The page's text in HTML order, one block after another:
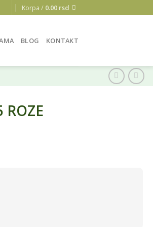
Korpa / 0.00 rsd
BLOG KONTAKT
ROZE